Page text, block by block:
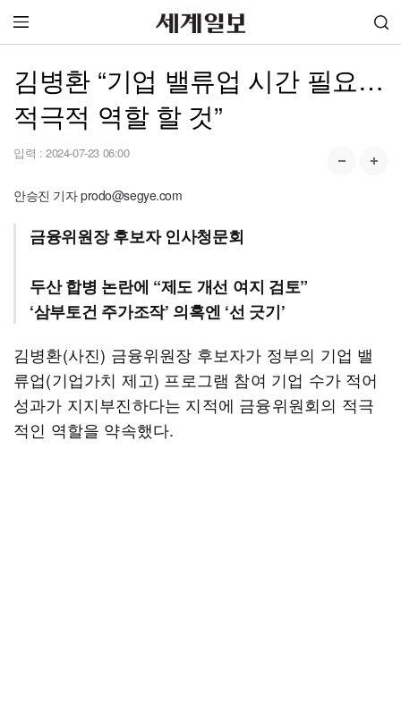
김병환 “기업 밸류업 시간 필요…
적극적 역할 할 것”
입력 : 2024-07-23 06:00
안승진 기자 prodo@segye.com
금융위원장 후보자 인사청문회
두산 합병 논란에 “제도 개선 여지 검토”
‘삼부토건 주가조작’ 의혹엔 ‘선 긋기’
김병환(사진) 금융위원장 후보자가 정부의 기업 밸
류업(기업가치 제고) 프로그램 참여 기업 수가 적어
성과가 지지부진하다는 지적에 금융위원회의 적극
적인 역할을 약속했다.